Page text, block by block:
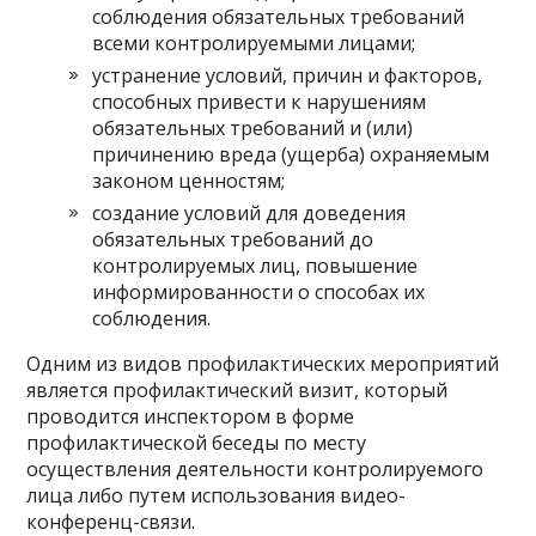
соблюдения обязательных требований
всеми контролируемыми лицами;
устранение условий, причин и факторов,
способных привести к нарушениям
обязательных требований и (или)
причинению вреда (ущерба) охраняемым
законом ценностям;
создание условий для доведения
обязательных требований до
контролируемых лиц, повышение
информированности о способах их
соблюдения.
Одним из видов профилактических мероприятий
является профилактический визит, который
проводится инспектором в форме
профилактической беседы по месту
осуществления деятельности контролируемого
лица либо путем использования видео-
конференц-связи.